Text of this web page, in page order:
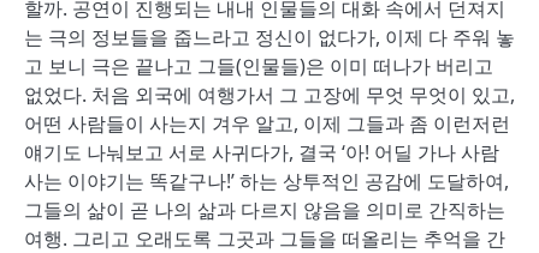
할까. 공연이 진행되는 내내 인물들의 대화 속에서 던져지
는 극의 정보들을 줍느라고 정신이 없다가, 이제 다 주워 놓
고 보니 극은 끝나고 그들(인물들)은 이미 떠나가 버리고
없었다. 처음 외국에 여행가서 그 고장에 무엇 무엇이 있고,
어떤 사람들이 사는지 겨우 알고, 이제 그들과 좀 이런저런
얘기도 나눠보고 서로 사귀다가, 결국 ‘아! 어딜 가나 사람
사는 이야기는 똑같구나!’ 하는 상투적인 공감에 도달하여,
그들의 삶이 곧 나의 삶과 다르지 않음을 의미로 간직하는
여행. 그리고 오래도록 그곳과 그들을 떠올리는 추억을 간